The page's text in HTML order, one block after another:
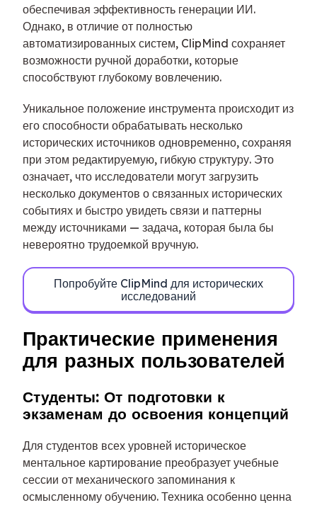
обеспечивая эффективность генерации ИИ.
Однако, в отличие от полностью
автоматизированных систем, ClipMind сохраняет
возможности ручной доработки, которые
способствуют глубокому вовлечению.
Уникальное положение инструмента происходит из
его способности обрабатывать несколько
исторических источников одновременно, сохраняя
при этом редактируемую, гибкую структуру. Это
означает, что исследователи могут загрузить
несколько документов о связанных исторических
событиях и быстро увидеть связи и паттерны
между источниками — задача, которая была бы
невероятно трудоемкой вручную.
Попробуйте ClipMind для исторических
исследований
Практические применения
для разных пользователей
Студенты: От подготовки к
экзаменам до освоения концепций
Для студентов всех уровней историческое
ментальное картирование преобразует учебные
сессии от механического запоминания к
осмысленному обучению. Техника особенно ценна